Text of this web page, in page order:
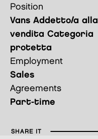
Position
Vans Addetto/a alla
vendita Categoria
protetta
Employment
Sales
Agreements
Part-time
SHARE IT